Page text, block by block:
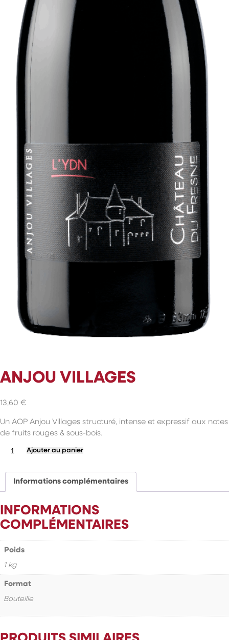
ANJOU VILLAGES
13,60 €
Un AOP Anjou Villages structuré, intense et expressif aux notes
de fruits rouges & sous-bois.
quantité
Villages
Ajouter au panier
Informations complémentaires
INFORMATIONS
COMPLÉMENTAIRES
Poids
1 kg
Format
Bouteille